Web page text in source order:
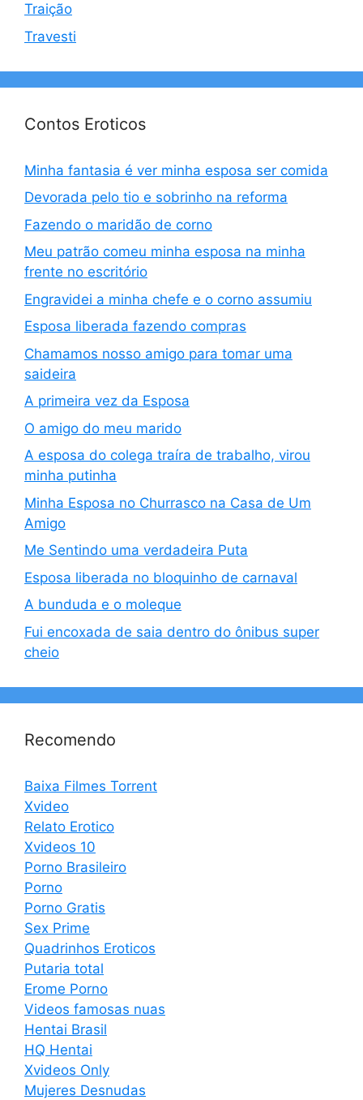
Traição
Travesti
Contos Eroticos
Minha fantasia é ver minha esposa ser comida
Devorada pelo tio e sobrinho na reforma
Fazendo o maridão de corno
Meu patrão comeu minha esposa na minha
frente no escritório
Engravidei a minha chefe e o corno assumiu
Esposa liberada fazendo compras
Chamamos nosso amigo para tomar uma
saideira
A primeira vez da Esposa
O amigo do meu marido
A esposa do colega traíra de trabalho, virou
minha putinha
Minha Esposa no Churrasco na Casa de Um
Amigo
Me Sentindo uma verdadeira Puta
Esposa liberada no bloquinho de carnaval
A bunduda e o moleque
Fui encoxada de saia dentro do ônibus super
cheio
Recomendo
Baixa Filmes Torrent
Xvideo
Relato Erotico
Xvideos 10
Porno Brasileiro
Porno
Porno Gratis
Sex Prime
Quadrinhos Eroticos
Putaria total
Erome Porno
Videos famosas nuas
Hentai Brasil
HQ Hentai
Xvideos Only
Mujeres Desnudas